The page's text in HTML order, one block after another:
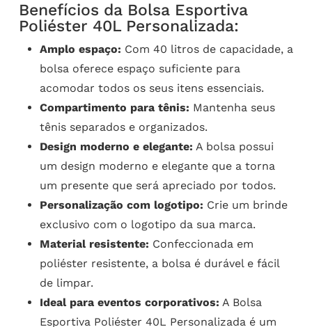
Benefícios da Bolsa Esportiva
Poliéster 40L Personalizada:
Amplo espaço: Com 40 litros de capacidade, a
bolsa oferece espaço suficiente para
acomodar todos os seus itens essenciais.
Compartimento para tênis: Mantenha seus
tênis separados e organizados.
Design moderno e elegante: A bolsa possui
um design moderno e elegante que a torna
um presente que será apreciado por todos.
Personalização com logotipo: Crie um brinde
exclusivo com o logotipo da sua marca.
Material resistente: Confeccionada em
poliéster resistente, a bolsa é durável e fácil
de limpar.
Ideal para eventos corporativos: A Bolsa
Esportiva Poliéster 40L Personalizada é um